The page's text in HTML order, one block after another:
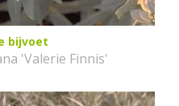
bijvoet
'Valerie Finnis'